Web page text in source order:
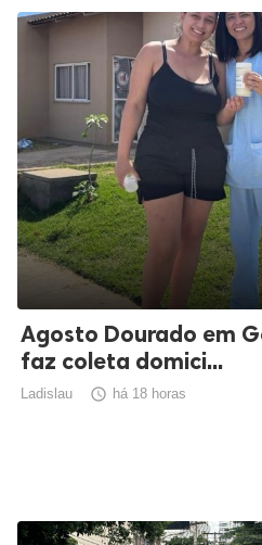
Agosto Dourado em
faz coleta domici...
Ladislau  há 18 horas